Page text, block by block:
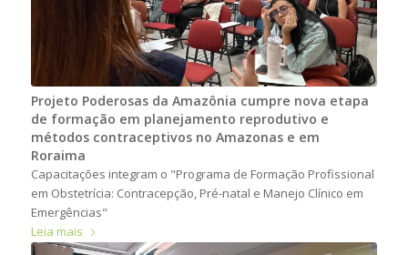
Projeto Poderosas da Amazônia cumpre nova etapa
de formação em planejamento reprodutivo e
métodos contraceptivos no Amazonas e em
Roraima
Capacitações integram o "Programa de Formação Profissional
em Obstetrícia: Contracepção, Pré-natal e Manejo Clínico em
Emergências"
Leia mais